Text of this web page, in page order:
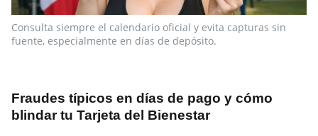
Consulta siempre el calendario oficial y evita capturas sin
fuente, especialmente en días de depósito.
Fraudes típicos en días de pago y cómo
blindar tu Tarjeta del Bienestar